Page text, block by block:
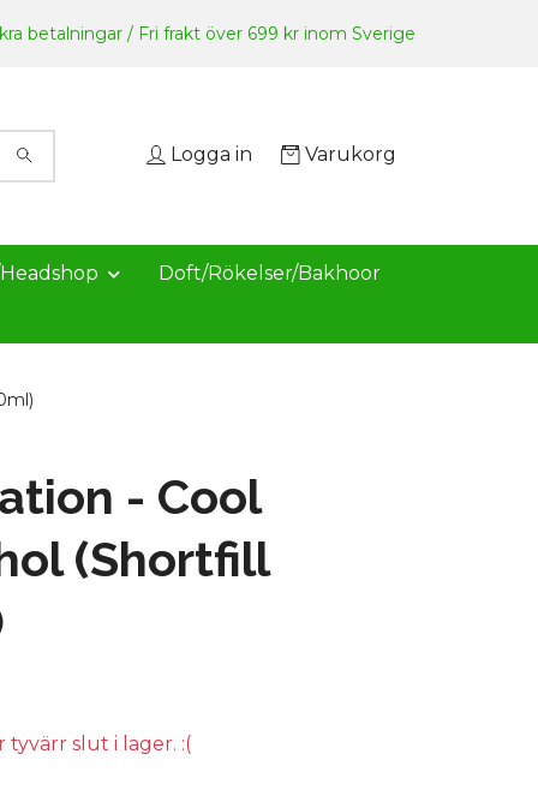
betalningar / Fri frakt över 699 kr inom Sverige
Logga in Varukorg
Doft/Rökelser/Bakhoor
- Cool
(Shortfill
slut i lager. :(